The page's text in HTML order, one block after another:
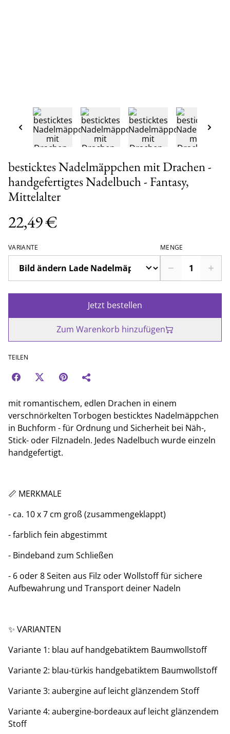
besticktes Nadelmäppchen mit Drachen -
handgefertigtes Nadelbuch - Fantasy,
Mittelalter
22,49 €
VARIANTE MENGE
Jetzt bestellen
Zum Warenkorb hinzufügen
TEILEN
mit romantischem, edlen Drachen in einem
verschnörkelten Torbogen besticktes Nadelmäppchen
in Buchform - für Ordnung und Sicherheit bei Näh-,
Stick- oder Filznadeln. Jedes Nadelbuch wurde einzeln
handgefertigt.
📏 MERKMALE
- ca. 10 x 7 cm groß (zusammengeklappt)
- farblich fein abgestimmt
- Bindeband zum Schließen
- 6 oder 8 Seiten aus Filz oder Wollstoff für sichere
Aufbewahrung und Transport deiner Nadeln
✨️ VARIANTEN
Variante 1: blau auf handgebatiktem Baumwollstoff
Variante 2: blau-türkis handgebatiktem Baumwollstoff
Variante 3: aubergine auf leicht glänzendem Stoff
Variante 4: aubergine-bordeaux auf leicht glänzendem
Stoff